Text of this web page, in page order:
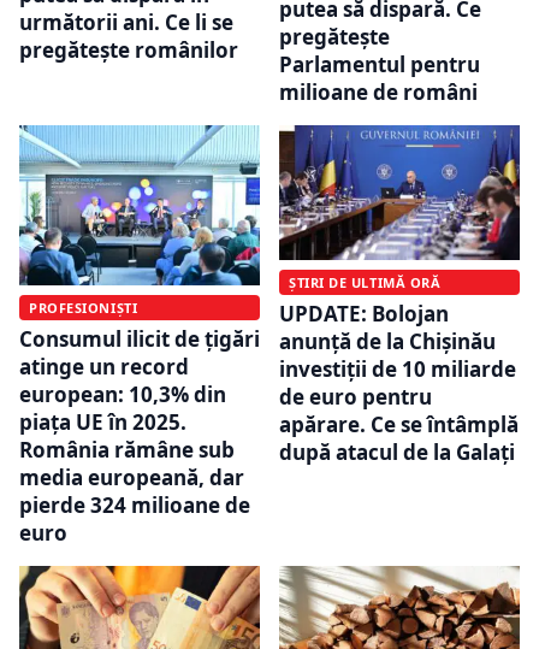
următorii ani. Ce li se
pregătește românilor
putea să dispară. Ce
pregătește
Parlamentul pentru
milioane de români
PROFESIONIȘTI
Consumul ilicit de țigări
atinge un record
european: 10,3% din
piața UE în 2025.
România rămâne sub
media europeană, dar
pierde 324 milioane de
euro
ȘTIRI DE ULTIMĂ ORĂ
UPDATE: Bolojan
anunță de la Chișinău
investiții de 10 miliarde
de euro pentru
apărare. Ce se întâmplă
după atacul de la Galați